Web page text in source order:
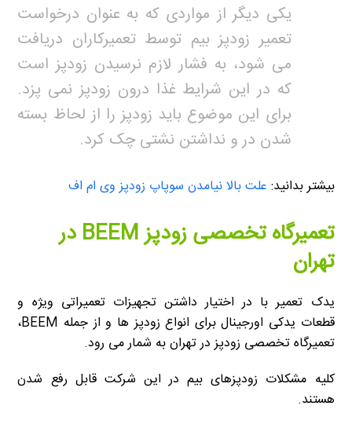
یکی دیگر از مواردی که به عنوان درخواست
تعمیر زودپز بیم توسط تعمیرکاران دریافت
می شود، به فشار لازم نرسیدن زودپز است
که در این شرایط غذا درون زودپز نمی پزد.
برای این موضوع باید زودپز را از لحاظ بسته
شدن در و نداشتن نشتی چک کرد.
بیشتر بدانید: علت بالا نیامدن سوپاپ زودپز وی ام اف
تعمیرگاه تخصصی زودپز BEEM در
تهران
یدک تعمیر با در اختیار داشتن تجهیزات تعمیراتی ویژه و
قطعات یدکی اورجینال برای انواع زودپز ها و از جمله BEEM،
تعمیرگاه تخصصی زودپز در تهران به شمار می رود.
کلیه مشکلات زودپزهای بیم در این شرکت قابل رفع شدن
هستند.